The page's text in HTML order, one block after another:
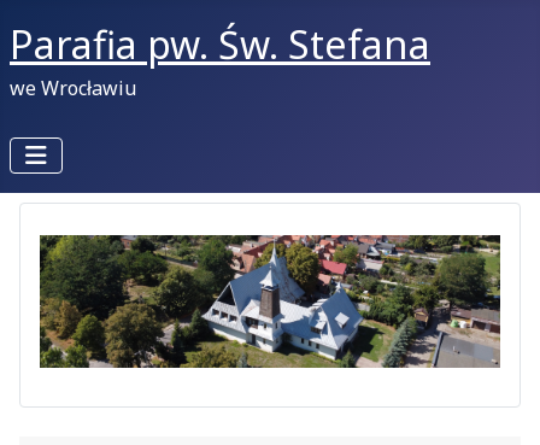
Parafia pw. Św. Stefana
we Wrocławiu